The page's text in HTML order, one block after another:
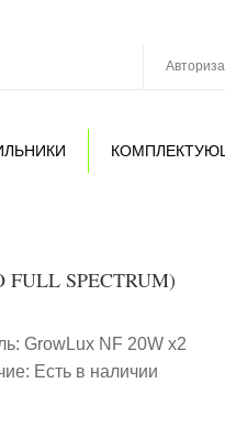
SPECTRUM)
GrowLux NF 20W x2
Есть в наличии